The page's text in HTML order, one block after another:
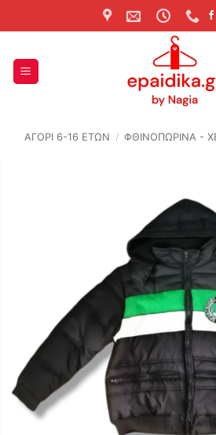
to
ΑΓΟΡΙ 6-16 ΕΤΩΝ / ΦΘΙΝΟΠΩΡΙΝΆ -